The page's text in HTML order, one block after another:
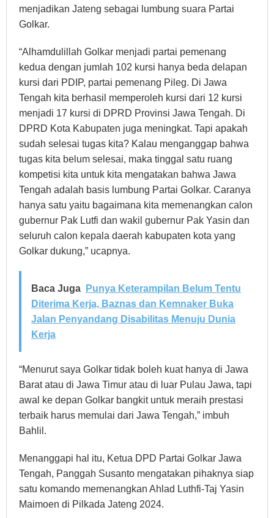
menjadikan Jateng sebagai lumbung suara Partai
Golkar.
“Alhamdulillah Golkar menjadi partai pemenang
kedua dengan jumlah 102 kursi hanya beda delapan
kursi dari PDIP, partai pemenang Pileg. Di Jawa
Tengah kita berhasil memperoleh kursi dari 12 kursi
menjadi 17 kursi di DPRD Provinsi Jawa Tengah. Di
DPRD Kota Kabupaten juga meningkat. Tapi apakah
sudah selesai tugas kita? Kalau menganggap bahwa
tugas kita belum selesai, maka tinggal satu ruang
kompetisi kita untuk kita mengatakan bahwa Jawa
Tengah adalah basis lumbung Partai Golkar. Caranya
hanya satu yaitu bagaimana kita memenangkan calon
gubernur Pak Lutfi dan wakil gubernur Pak Yasin dan
seluruh calon kepala daerah kabupaten kota yang
Golkar dukung,” ucapnya.
Baca Juga
Punya Keterampilan Belum Tentu
Diterima Kerja, Baznas dan Kemnaker Buka
Jalan Penyandang Disabilitas Menuju Dunia
Kerja
“Menurut saya Golkar tidak boleh kuat hanya di Jawa
Barat atau di Jawa Timur atau di luar Pulau Jawa, tapi
awal ke depan Golkar bangkit untuk meraih prestasi
terbaik harus memulai dari Jawa Tengah,” imbuh
Bahlil.
Menanggapi hal itu, Ketua DPD Partai Golkar Jawa
Tengah, Panggah Susanto mengatakan pihaknya siap
satu komando memenangkan Ahlad Luthfi-Taj Yasin
Maimoen di Pilkada Jateng 2024.